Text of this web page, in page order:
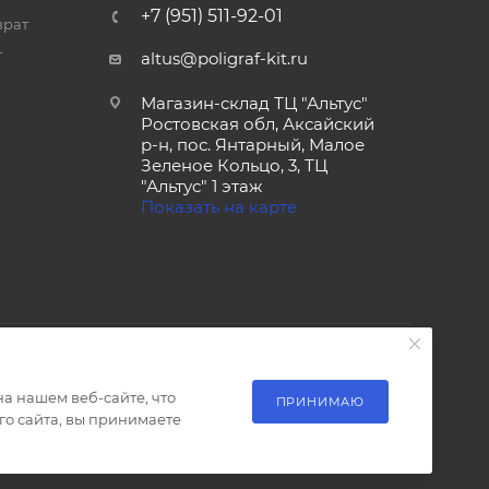
+7 (951) 511-92-01
altus@poligraf-kit.ru
Магазин-склад ТЦ "Альтус"
Ростовская обл, Аксайский
р-н, пос. Янтарный, Малое
Зеленое Кольцо, 3, ТЦ
"Альтус" 1 этаж
Показать на карте
нашем веб-сайте, что
сайта, вы принимаете
ПРИНИМАЮ